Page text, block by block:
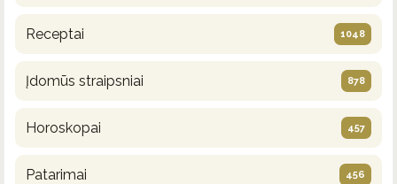
Receptai 1048
Įdomūs straipsniai 878
Horoskopai 457
Patarimai 456